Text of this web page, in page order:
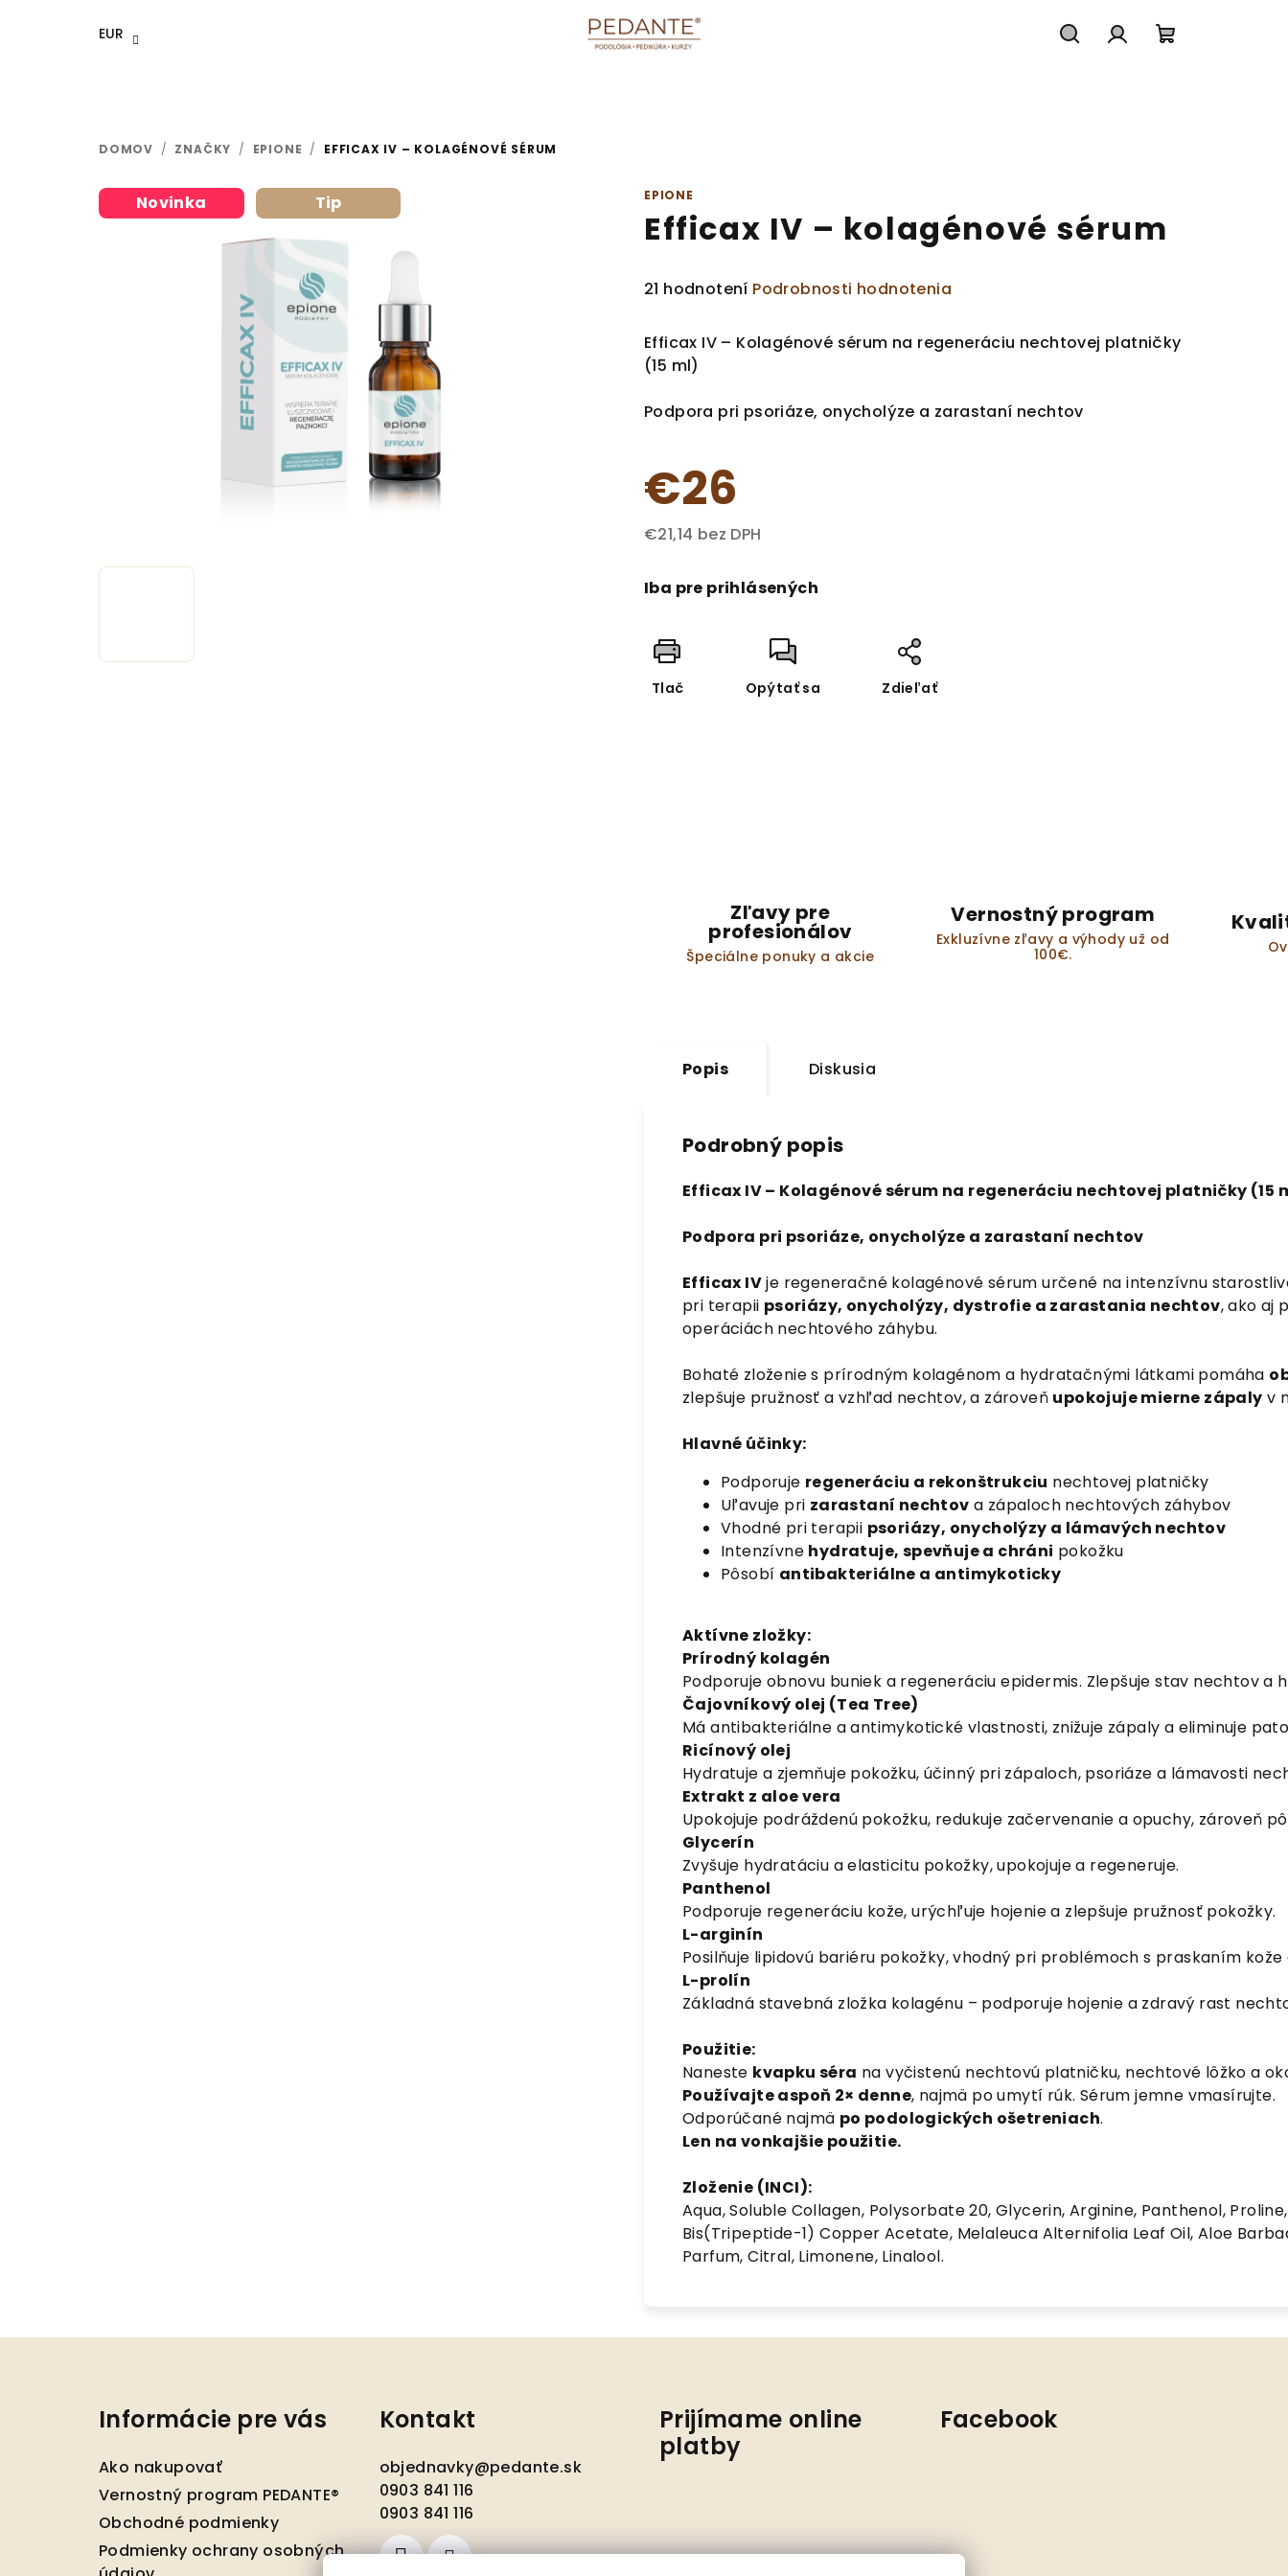
EUR
DOMOV / ZNAČKY / EPIONE / EFFICAX IV – KOLAGÉNOVÉ SÉRUM
EPIONE
Efficax IV – kolagénové sérum
Priemerné
produktu
je
3,4
z
21 hodnotení Podrobnosti hodnotenia
Efficax IV – Kolagénové sérum na regeneráciu nechtovej platničky
(15 ml)
Podpora pri psoriáze, onycholýze a zarastaní nechtov
€26
€21,14 bez DPH
cena:
Iba pre prihlásených
Tlač Opýtať sa Zdieľať
Novinka Tip
Zľavy pre
profesionálov
Špeciálne ponuky a akcie
Vernostný program
Exkluzívne zľavy a výhody už od
100€.
Popis Diskusia
Podrobný popis
Efficax IV – Kolagénové sérum na regeneráciu nechtovej platničky (15
Podpora pri psoriáze, onycholýze a zarastaní nechtov
Efficax IVje regeneračné kolagénové sérum určené na intenzívnu
pri terapii psoriázy, onycholýzy, dystrofie a zarastania nechtov, ako aj
operáciách nechtového záhybu.
Bohaté zloženie s prírodným kolagénom a hydratačnými látkami pomáha
zlepšuje pružnosť a vzhľad nechtov, a zároveň upokojuje mierne zápaly v
Hlavné účinky:
Podporuje regeneráciu a rekonštrukciu nechtovej platničky
Uľavuje pri zarastaní nechtov a zápaloch nechtových záhybov
Vhodné pri terapii psoriázy, onycholýzy a lámavých nechtov
Intenzívne hydratuje, spevňuje a chráni pokožku
Pôsobí antibakteriálne a antimykoticky
Aktívne zložky:
Prírodný kolagén
Podporuje obnovu buniek a regeneráciu epidermis. Zlepšuje stav nechtov a
Čajovníkový olej (Tea Tree)
Má antibakteriálne a antimykotické vlastnosti, znižuje zápaly a eliminuje
Ricínový olej
Hydratuje a zjemňuje pokožku, účinný pri zápaloch, psoriáze a lámavosti
Extrakt z aloe vera
Upokojuje podráždenú pokožku, redukuje začervenanie a opuchy, zároveň
Glycerín
Zvyšuje hydratáciu a elasticitu pokožky, upokojuje a regeneruje.
Panthenol
Podporuje regeneráciu kože, urýchľuje hojenie a zlepšuje pružnosť pokožky.
L-arginín
Posilňuje lipidovú bariéru pokožky, vhodný pri problémoch s praskaním kože
L-prolín
Základná stavebná zložka kolagénu – podporuje hojenie a zdravý rast
Použitie:
Naneste kvapku séra na vyčistenú nechtovú platničku, nechtové lôžko a
Používajte aspoň 2× denne, najmä po umytí rúk. Sérum jemne vmasírujte.
Odporúčané najmä po podologických ošetreniach.
Len na vonkajšie použitie.
Zloženie (INCI):
Aqua, Soluble Collagen, Polysorbate 20, Glycerin, Arginine, Panthenol,
Bis(Tripeptide-1) Copper Acetate, Melaleuca Alternifolia Leaf Oil, Aloe
Parfum, Citral, Limonene, Linalool.
Informácie pre vás
Ako nakupovať
Vernostný program PEDANTE®
Obchodné podmienky
Podmienky ochrany osobných
Kontakt
objednavky@pedante.sk
0903 841 116
0903 841 116
Prijímame online
platby
Facebook